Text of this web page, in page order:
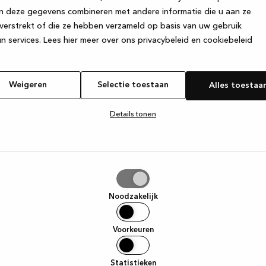
deze gegevens combineren met andere informatie die u aan ze
of die ze hebben verzameld op basis van uw gebruik
services. Lees hier meer over ons privacybeleid en cookiebeleid
Weigeren Selectie toestaan Alles
Details tonen
Noodzakelijk
Voorkeuren
Statistieken
has occurred while loadingwww.kvik.nl (see the